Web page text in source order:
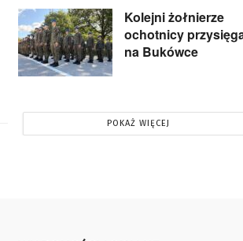
Kolejni żołnierze
ochotnicy
na Bukówce
POKAŻ WIĘCEJ